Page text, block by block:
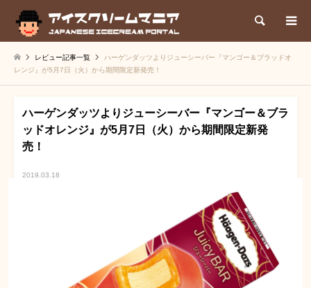
検索
レビュー記事一覧
ハーゲンダッツよりジューシーバー『マンゴー＆ブラッドオ
レンジ』が5月7日（火）から期間限定新発売！
ハーゲンダッツよりジューシーバー『マンゴー＆ブラ
ッドオレンジ』が5月7日（火）から期間限定新発
売！
2019.03.18